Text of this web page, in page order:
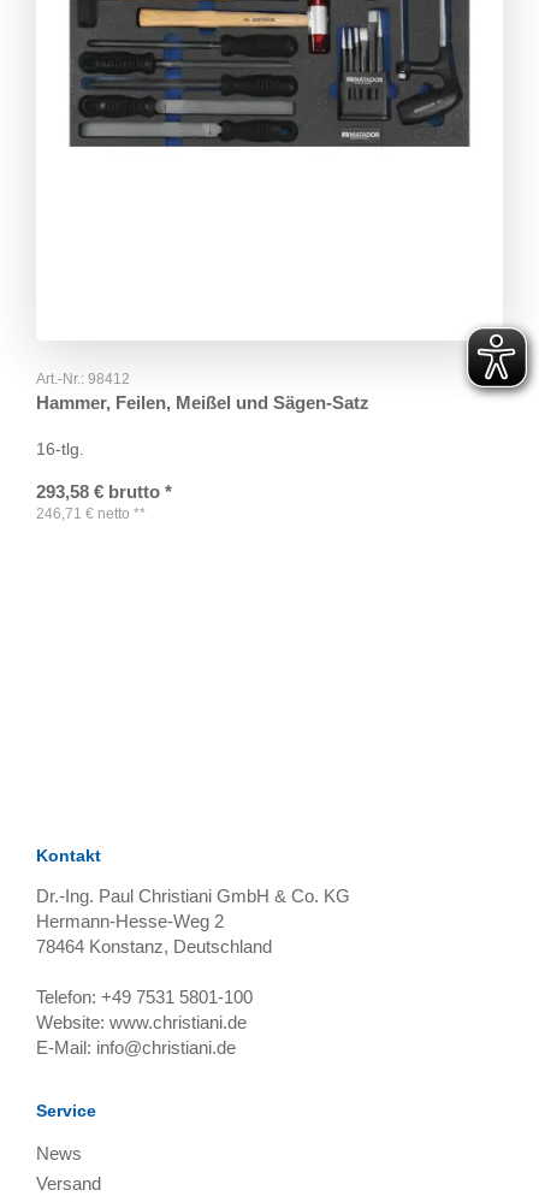
Art.-Nr.: 98412
Hammer, Feilen, Meißel und Sägen-Satz
16-tlg.
293,58 € brutto *
246,71 € netto **
Kontakt
Dr.-Ing. Paul Christiani GmbH & Co. KG
Hermann-Hesse-Weg 2
78464 Konstanz, Deutschland
Telefon: +49 7531 5801-100
Website: www.christiani.de
E-Mail: info@christiani.de
Service
News
Versand